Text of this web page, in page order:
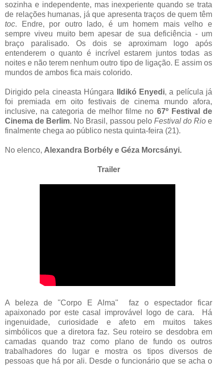
sozinha e independente, mas inexperiente quando se trata
de relações humanas, já que apresenta traços de quem têm
toc. Endre, por outro lado, é um homem mais velho e
sempre viveu muito bem apesar de sua deficiência - um
braço paralisado. Os dois se aproximam logo após
entenderem o quanto é incrível estarem juntos todas as
noites e não terem nenhum outro tipo de ligação. E assim os
mundos de ambos fica mais colorido.
Dirigido pela cineasta Húngara Ildikó Enyedi, a película já
foi premiada em oito festivais de cinema mundo afora,
inclusive, na categoria de melhor filme no 67º Festival de
Cinema de Berlim. No Brasil, passou pelo Festival do Rioe
finalmente chega ao público nesta quinta-feira (21).
No elenco, Alexandra Borbély e Géza Morcsányi.
Trailer
A beleza de ''Corpo E Alma'' faz o espectador ficar
apaixonado por este casal improvável logo de cara. Há
ingenuidade, curiosidade e afeto em muitos takes
simbólicos que a diretora faz. Seu roteiro se desdobra em
camadas quando traz como plano de fundo os outros
trabalhadores do lugar e mostra os tipos diversos de
pessoas que há por ali. Desde o funcionário que se acha o